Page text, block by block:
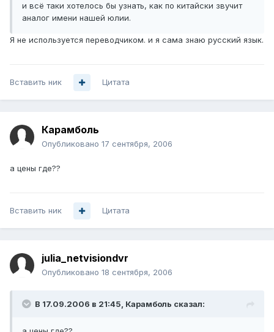
и всё таки хотелось бы узнать, как по китайски звучит
аналог имени нашей юлии.
Я не используется переводчиком. и я сама знаю русский язык.
Вставить ник Цитата
Карамболь
Опубликовано 17 сентября, 2006
а цены где??
Вставить ник Цитата
julia_netvisiondvr
Опубликовано 18 сентября, 2006
В 17.09.2006 в 21:45, Карамболь сказал: